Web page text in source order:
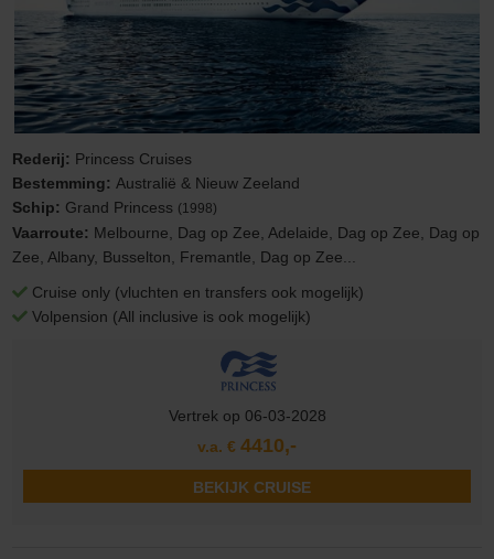
Rederij: Princess Cruises
Bestemming:Australië & Nieuw Zeeland
Schip: Grand Princess (1998)
Vaarroute: Melbourne, Dag op Zee, Adelaide, Dag op Zee, Dag op
Zee, Albany, Busselton, Fremantle, Dag op Zee...
Cruise only (vluchten en transfers ook mogelijk)
Volpension (All inclusive is ook mogelijk)
Vertrek op 06-03-2028
v.a. € 4410,-
BEKIJK CRUISE